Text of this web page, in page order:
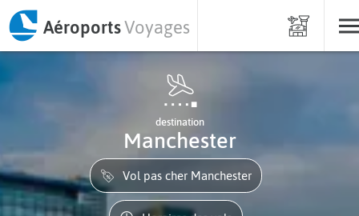
AéroportsVoyages
destination
Manchester
Vol pas cher Manchester